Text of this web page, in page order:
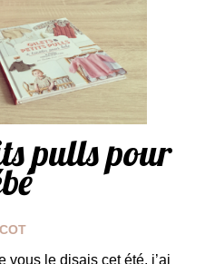
pulls pour
vous le disais cet été, j’ai